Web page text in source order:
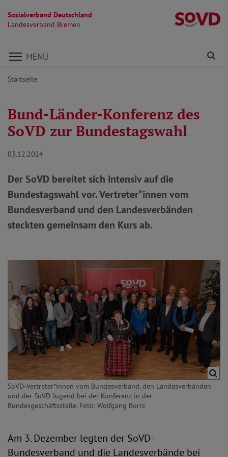
Sozialverband Deutschland
Landesverband Bremen
Direkt zu den Inhalten springen
MENÜ
Startseite
Bund-Länder-Konferenz des
SoVD zur Bundestagswahl
03.12.2024
Der SoVD bereitet sich intensiv auf die
Bundestagswahl vor. Vertreter*innen vom
Bundesverband und den Landesverbänden
steckten gemeinsam den Kurs ab.
SoVD-Vertreter*innen vom Bundesverband, den Landesverbänden
und der SoVD-Jugend bei der Konferenz in der
Bundesgeschäftsstelle. Foto: Wolfgang Borrs
Am 3. Dezember legten der SoVD-
Bundesverband und die Landesverbände bei